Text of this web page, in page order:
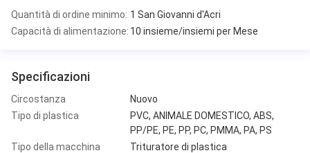
Quantità di ordine minimo: 1 San Giovanni d'Acri
Capacità di alimentazione: 10 insieme/insiemi per Mese
Specificazioni
Circostanza
Nuovo
Tipo di plastica
PVC, ANIMALE DOMESTICO, ABS,
PP/PE, PE, PP, PC, PMMA, PA, PS
Tipo della macchina
Trituratore di plastica